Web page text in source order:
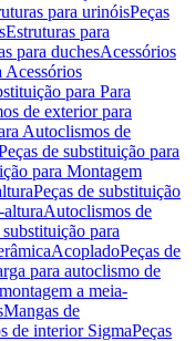
para urinóisPeças
Estruturas para
para duchesAcessórios
Acessórios
para Para
de exterior para
Autoclismos de
de substituição para
para Montagem
Peças de substituição
Autoclismos de
substituição para
AcopladoPeças de
para autoclismo de
a meia-
Mangas de
de interior SigmaPeças